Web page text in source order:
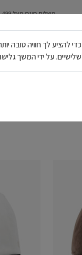
משלוח חינם מעל 499 ש"ח
נשים ילדים
🔥 20% הנחה על כל הביגוד באתר ובחנויות - לזמן מוגבל
כדי להציע לך חוויה טובה
שלישיים. על ידי המשך